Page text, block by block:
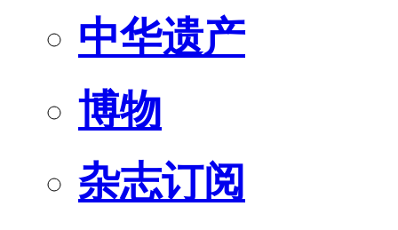
中华遗产
博物
杂志订阅